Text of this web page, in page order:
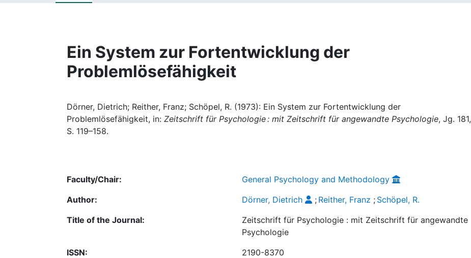
Ein System zur Fortentwicklung der
Problemlösefähigkeit
Dörner, Dietrich; Reither, Franz; Schöpel, R. (1973): Ein System zur Fortentwicklung der
Problemlösefähigkeit, in: Zeitschrift für Psychologie : mit Zeitschrift für angewandte Psychologie, Jg. 181,
S. 119–158.
Faculty/Chair:
General Psychology and Methodology
Author:
Dörner, Dietrich ; Reither, Franz ; Schöpel, R.
Title of the Journal:
Zeitschrift für Psychologie : mit Zeitschrift für angewandte
Psychologie
ISSN:
2190-8370